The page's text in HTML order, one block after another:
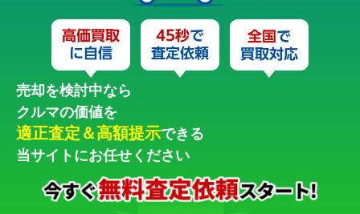
売却を検討中なら
クルマの価値を
適正査定＆高額提示できる
当サイトにお任せください